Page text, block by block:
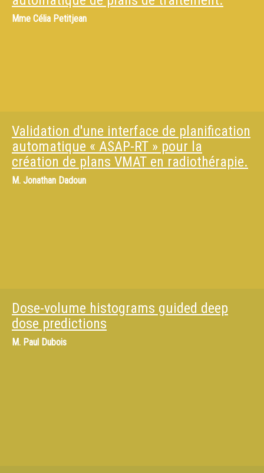
Mme Célia Petitjean
Validation d'une interface de planification
automatique « ASAP-RT » pour la
création de plans VMAT en radiothérapie.
M. Jonathan Dadoun
Dose-volume histograms guided deep
dose predictions
M. Paul Dubois